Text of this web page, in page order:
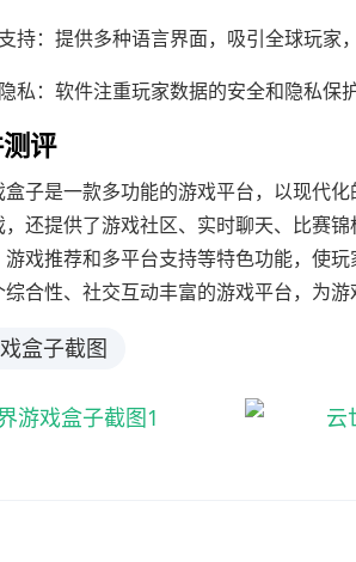
持：提供多种语言界面，吸引全球玩家
私：软件注重玩家数据的安全和隐私保
评
盒子是一款多功能的游戏平台，以现代
还提供了游戏社区、实时聊天、比赛
戏推荐和多平台支持等特色功能，使
合性、社交互动丰富的游戏平台，为游
盒子截图